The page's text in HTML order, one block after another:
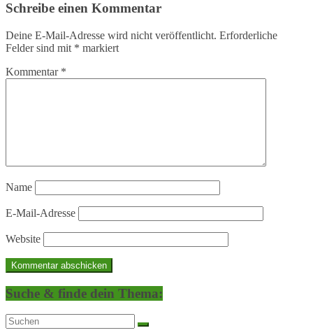
Schreibe einen Kommentar
Deine E-Mail-Adresse wird nicht veröffentlicht. Erforderliche
Felder sind mit * markiert
Kommentar *
Name
E-Mail-Adresse
Website
Suche & finde dein Thema: